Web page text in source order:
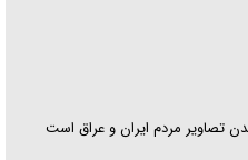
تصاویر مردم ایران و عراق است